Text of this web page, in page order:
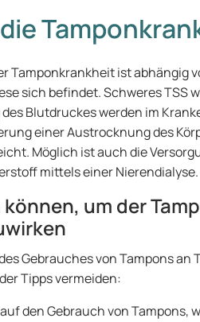
Tamponkrankheit ist abhängig
sich befindet. Schweres TSS
Blutdruckes werden im
einer Austrocknung des
Möglich ist auch die
mittels einer Nierendialyse.
können, um der
Gebrauches von Tampons
Tipps vermeiden:
den Gebrauch von Tampons,